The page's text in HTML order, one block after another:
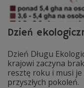
Dzień
Dzień Długu
krajowi zaczyna
resztę roku i musi je
przyszłych pokoleń.